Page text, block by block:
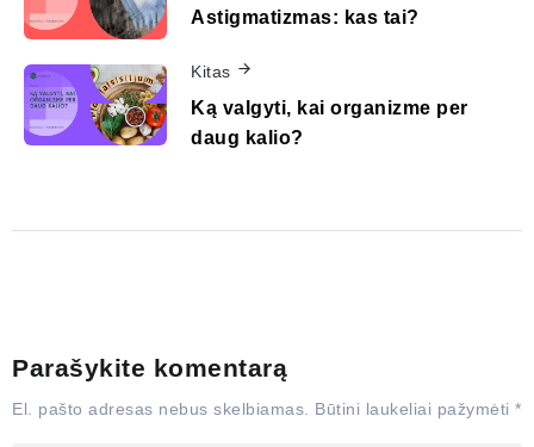
Astigmatizmas: kas tai?
Kitas
Ką valgyti, kai organizme per
daug kalio?
Parašykite komentarą
El. pašto adresas nebus skelbiamas. Būtini laukeliai pažymėti *